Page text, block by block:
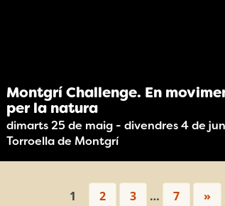
Montgrí Challenge. En
per la natura
dimarts 25 de maig - divendres 4 de
Torroella de Montgrí
1 2 3 … 7 »